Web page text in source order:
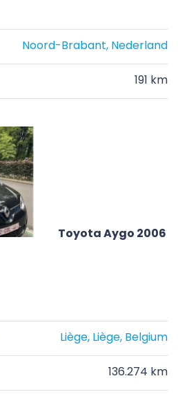
Noord-Brabant, Nederland
191 km
Toyota Aygo 2006
Liège, Liège, Belgium
136.274 km